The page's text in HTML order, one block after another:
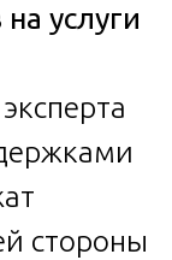
услуги
стороны